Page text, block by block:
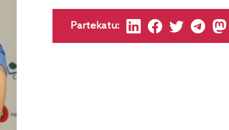
Partekatu: